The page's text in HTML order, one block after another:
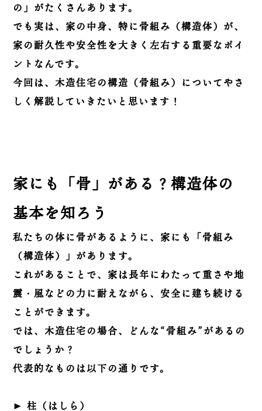
の」がたくさんあります。
でも実は、 家の中身、特に骨組み（構造体）が、
家の耐久性や安全性を大きく左右する重要なポイ
ント なんです。
今回は、木造住宅の構造（骨組み）についてやさ
しく解説 していきたいと思います！
家にも「骨」がある？構造体の
基本を知ろう
私たちの体に骨があるように、家にも「骨組み
（構造体）」があります。
これがあることで、家は長年にわたって重さや地
震・風などの力に耐えながら、安全に建ち続ける
ことができます。
では、木造住宅の場合、どんな“骨組み”があるの
でしょうか？
代表的なものは以下の通りです。
▶︎ 柱（はしら）